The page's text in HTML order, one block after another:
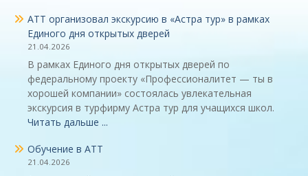
АТТ организовал экскурсию в «Астра тур» в рамках
Единого дня открытых дверей
21.04.2026
В рамках Единого дня открытых дверей по
федеральному проекту «Профессионалитет — ты в
хорошей компании» состоялась увлекательная
экскурсия в турфирму Астра тур для учащихся школ.
Читать дальше ...
Обучение в АТТ
21.04.2026